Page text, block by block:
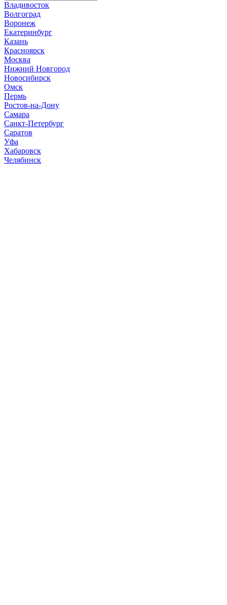
Владивосток
Волгоград
Воронеж
Екатеринбург
Казань
Красноярск
Москва
Нижний Новгород
Новосибирск
Омск
Пермь
Ростов-на-Дону
Самара
Санкт-Петербург
Саратов
Уфа
Хабаровск
Челябинск